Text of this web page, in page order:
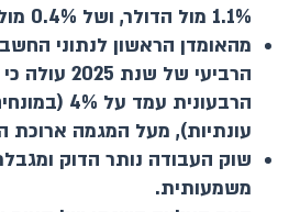
1.1% מול הדולר, ושל 0.4% מול האירו.
מהאומדן הראשון לנתוני
הרביעי של
הרבעונית עמד
עונתיות), מעל המגמה ארוכת
שוק העבודה נותר הדוק
משמעותית.